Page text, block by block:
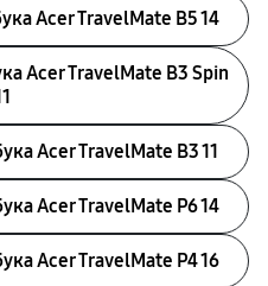
Acer TravelMate B5 14
Acer TravelMate B3 Spin
Acer TravelMate B3 11
Acer TravelMate P6 14
Acer TravelMate P4 16